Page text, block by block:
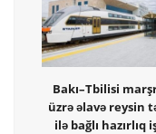
Bakı–Tbilisi
üzrə əlavə reysin
ilə bağlı hazırlıq